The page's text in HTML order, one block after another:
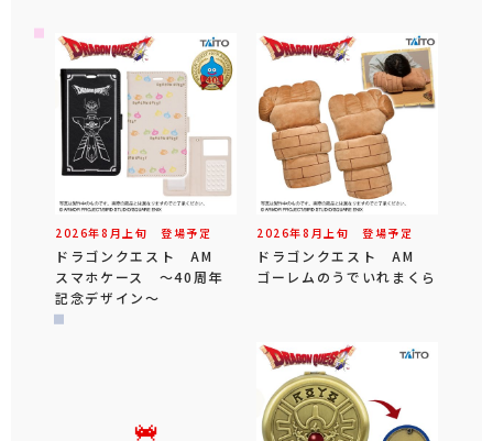
2026年8 月 上旬 登場予定
ドラゴンクエスト AM
スマホケース ～40周年
記念デザイン～
2026年8 月 上旬 登場予定
ドラゴンクエスト AM
ゴーレムのうでいれまくら